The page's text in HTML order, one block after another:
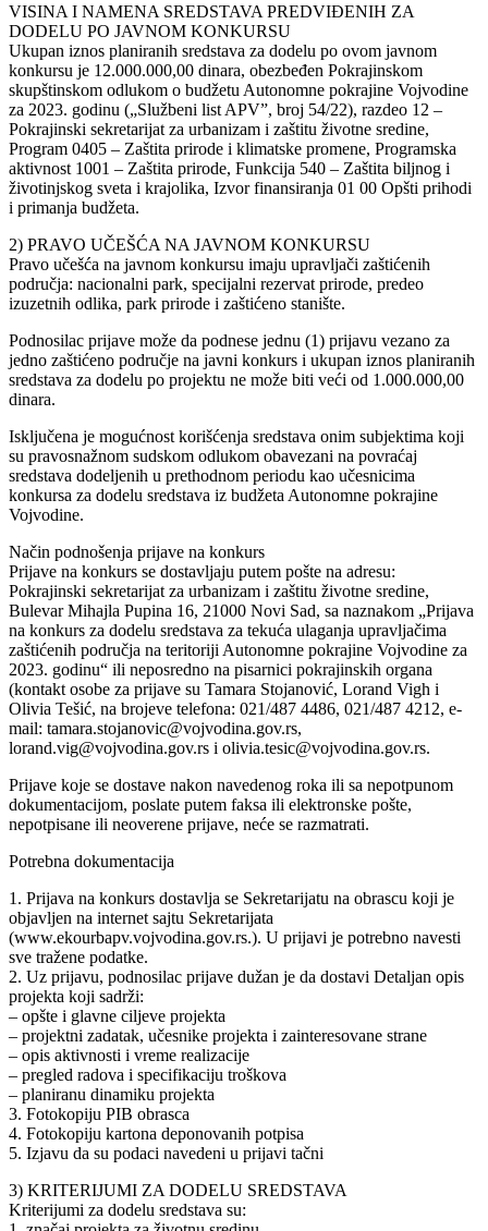
VISINA I NAMENA SREDSTAVA PREDVIĐENIH ZA
DODELU PO JAVNOM KONKURSU
Ukupan iznos planiranih sredstava za dodelu po ovom javnom
konkursu je 12.000.000,00 dinara, obezbeđen Pokrajinskom
skupštinskom odlukom o budžetu Autonomne pokrajine Vojvodine
za 2023. godinu („Službeni list APV”, broj 54/22), razdeo 12 –
Pokrajinski sekretarijat za urbanizam i zaštitu životne sredine,
Program 0405 – Zaštita prirode i klimatske promene, Programska
aktivnost 1001 – Zaštita prirode, Funkcija 540 – Zaštita biljnog i
životinjskog sveta i krajolika, Izvor finansiranja 01 00 Opšti prihodi
i primanja budžeta.
2) PRAVO UČEŠĆA NA JAVNOM KONKURSU
Pravo učešća na javnom konkursu imaju upravljači zaštićenih
područja: nacionalni park, specijalni rezervat prirode, predeo
izuzetnih odlika, park prirode i zaštićeno stanište.
Podnosilac prijave može da podnese jednu (1) prijavu vezano za
jedno zaštićeno područje na javni konkurs i ukupan iznos planiranih
sredstava za dodelu po projektu ne može biti veći od 1.000.000,00
dinara.
Isključena je mogućnost korišćenja sredstava onim subjektima koji
su pravosnažnom sudskom odlukom obavezani na povraćaj
sredstava dodeljenih u prethodnom periodu kao učesnicima
konkursa za dodelu sredstava iz budžeta Autonomne pokrajine
Vojvodine.
Način podnošenja prijave na konkurs
Prijave na konkurs se dostavljaju putem pošte na adresu:
Pokrajinski sekretarijat za urbanizam i zaštitu životne sredine,
Bulevar Mihajla Pupina 16, 21000 Novi Sad, sa naznakom „Prijava
na konkurs za dodelu sredstava za tekuća ulaganja upravljačima
zaštićenih područja na teritoriji Autonomne pokrajine Vojvodine za
2023. godinu“ ili neposredno na pisarnici pokrajinskih organa
(kontakt osobe za prijave su Tamara Stojanović, Lorand Vigh i
Olivia Tešić, na brojeve telefona: 021/487 4486, 021/487 4212, e-
mail: tamara.stojanovic@vojvodina.gov.rs,
lorand.vig@vojvodina.gov.rs i olivia.tesic@vojvodina.gov.rs.
Prijave koje se dostave nakon navedenog roka ili sa nepotpunom
dokumentacijom, poslate putem faksa ili elektronske pošte,
nepotpisane ili neoverene prijave, neće se razmatrati.
Potrebna dokumentacija
1. Prijava na konkurs dostavlja se Sekretarijatu na obrascu koji je
objavljen na internet sajtu Sekretarijata
(www.ekourbapv.vojvodina.gov.rs.). U prijavi je potrebno navesti
sve tražene podatke.
2. Uz prijavu, podnosilac prijave dužan je da dostavi Detaljan opis
projekta koji sadrži:
– opšte i glavne ciljeve projekta
– projektni zadatak, učesnike projekta i zainteresovane strane
– opis aktivnosti i vreme realizacije
– pregled radova i specifikaciju troškova
– planiranu dinamiku projekta
3. Fotokopiju PIB obrasca
4. Fotokopiju kartona deponovanih potpisa
5. Izjavu da su podaci navedeni u prijavi tačni
3) KRITERIJUMI ZA DODELU SREDSTAVA
Kriterijumi za dodelu sredstava su: